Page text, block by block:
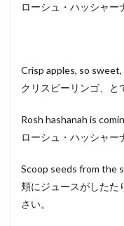
ローシュ・ハッシャー
Crisp apples, so
クリスピーリンゴ、と
Rosh hashanah is
ローシュ・ハッシャー
Scoop seeds from the
頬にジュースがしたた
さい。